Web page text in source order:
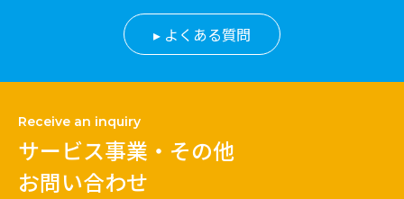
よくある質問
Receive an inquiry
サービス事業・その他
お問い合わせ